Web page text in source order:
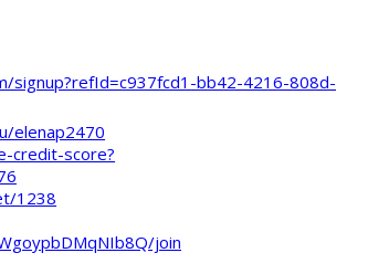
signup?refId=c937fcd1-bb42-4216-808d-
elenap2470
credit-score?
1238
join